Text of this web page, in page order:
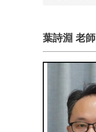
葉詩淵 老師